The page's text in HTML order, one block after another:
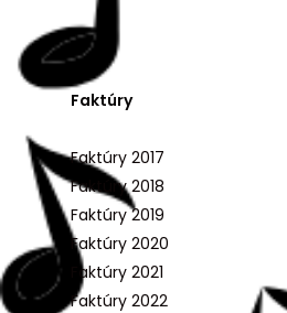
Faktúry
Faktúry 2017
Faktúry 2018
Faktúry 2019
Faktúry 2020
Faktúry 2021
Faktúry 2022